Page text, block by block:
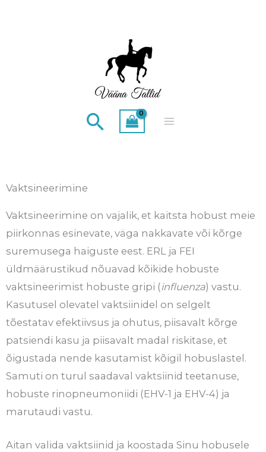
Search
Vaktsineerimine
Vaktsineerimine on vajalik, et kaitsta hobust meie
piirkonnas esinevate, väga nakkavate või kõrge
suremusega haiguste eest. ERL ja FEI
üldmäärustikud nõuavad kõikide hobuste
vaktsineerimist hobuste gripi (influenza) vastu.
Kasutusel olevatel vaktsiinidel on selgelt
tõestatav efektiivsus ja ohutus, piisavalt kõrge
patsiendi kasu ja piisavalt madal riskitase, et
õigustada nende kasutamist kõigil hobuslastel.
Samuti on turul saadaval vaktsiinid teetanuse,
hobuste rinopneumoniidi (EHV-1 ja EHV-4) ja
marutaudi vastu.
Aitan valida vaktsiinid ja koostada Sinu hobusele